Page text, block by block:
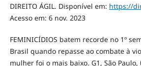
DIREITO ÁGIL. Disponível em: https://
Acesso em: 6 nov. 2023
FEMINICÍDIOS batem recorde no 1º
Brasil quando repasse ao combate à
mulher foi o mais baixo. G1, São Paulo,